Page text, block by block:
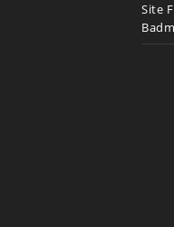
Site